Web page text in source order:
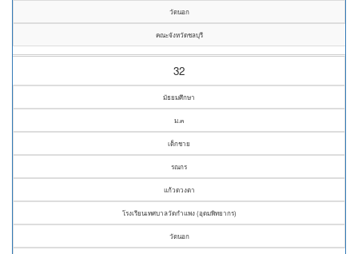
วัดนอก
คณะจังหวัดชลบุรี
32
มัธยมศึกษา
ม.๓
เด็กชาย
รณกร
แก้วดวงตา
โรงเรียนเทศบาลวัดกำแพง (อุดมพิทยากร)
วัดนอก